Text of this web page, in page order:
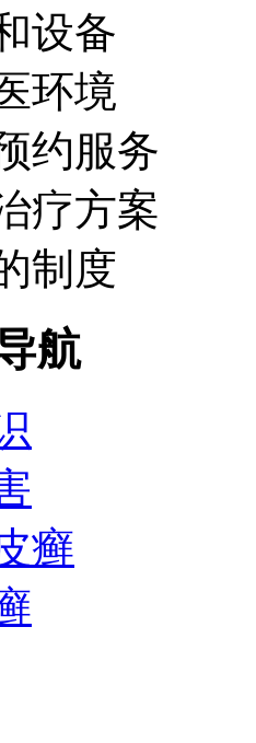
设备
环境
约服务
疗方案
制度
航
癣